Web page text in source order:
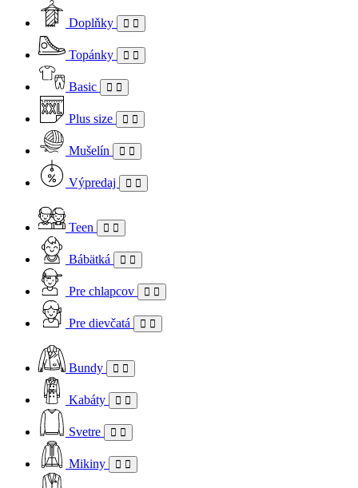
Doplňky
Topánky
Basic
Plus size
Mušelín
Výpredaj
Teen
Bábätká
Pre chlapcov
Pre dievčatá
Bundy
Kabáty
Svetre
Mikiny